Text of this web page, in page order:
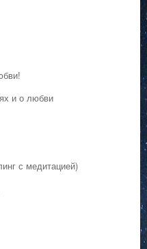
и о любви
с медитацией)